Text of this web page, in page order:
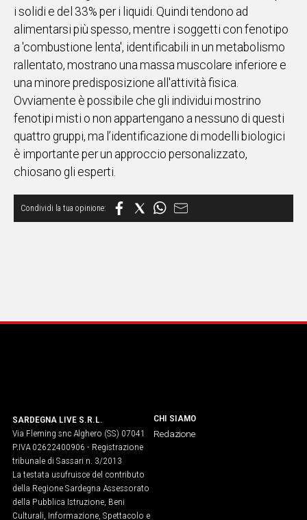
i solidi e del 33% per i liquidi. Quindi tendono ad
alimentarsi più spesso, mentre i soggetti con fenotipo
a 'combustione lenta', identificabili in un metabolismo
rallentato, mostrano una massa muscolare inferiore e
una minore predisposizione all'attività fisica.
Ovviamente è possibile che gli individui mostrino
fenotipi misti o non appartengano a nessuno di questi
quattro gruppi, ma l’identificazione di modelli biologici
è importante per un approccio personalizzato,
chiosano gli esperti.
SARDEGNA LIVE S.R.L.
Via Fleming snc Alghero (SS) 07041
P.IVA 02622400906 - Registrazione
tribunale di Sassari n. 3/2013
La testata usufruisce del contributo
della Regione Sardegna Assessorato
della Pubblica Istruzione, Beni
Culturali, Informazione, Spettacolo e
CHI SIAMO
Redazione